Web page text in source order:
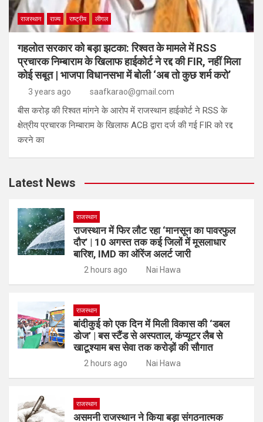
राजस्थान राज्य राष्ट्रीय लीगल
गहलोत सरकार को बड़ा झटका: रिश्वत के मामले में RSS
प्रचारक निम्बाराम के खिलाफ हाईकोर्ट ने रद्द की FIR, नहीं मिला
कोई सबूत | भाजपा विधानसभा में बोली ‘अब तो कुछ शर्म करो’
3 years ago saafkarao@gmail.com
बीस करोड़ की रिश्वत मांगने के आरोप में राजस्थान हाईकोर्ट ने RSS के
क्षेत्रीय प्रचारक निम्बाराम के खिलाफ ACB द्वारा दर्ज की गई FIR को रद्द
करने का
Latest News
राजस्थान
राजस्थान में फिर लौट रहा ‘मानसून का पावरफुल
दौर’ | 10 अगस्त तक कई जिलों में मूसलाधार
बारिश, IMD का ऑरेंज अलर्ट जारी
2 hours ago Nai Hawa
राजस्थान
बांदीकुई को एक दिन में मिली विकास की ‘डबल
डोज’ | बस स्टैंड से अस्पताल, कंप्यूटर लैब से
खाटूश्याम बस सेवा तक करोड़ों की सौगात
2 hours ago Nai Hawa
राजस्थान
असमनी राजस्थान ने किया बड़ा संगठनात्मक